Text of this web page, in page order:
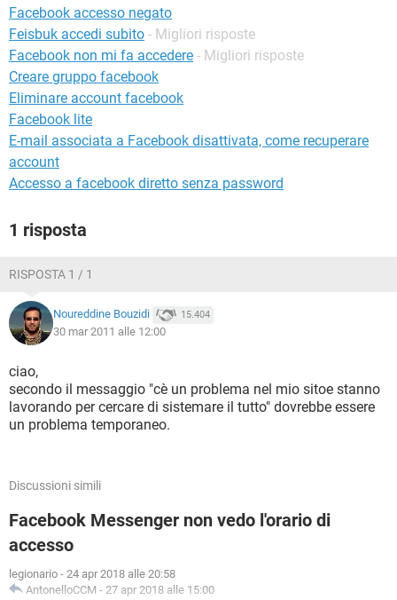
Facebook accesso negato
Feisbuk accedi subito - Migliori risposte
Facebook non mi fa accedere - Migliori risposte
Creare gruppo facebook
Eliminare account facebook
Facebook lite
E-mail associata a Facebook disattivata, come recuperare
account
Accesso a facebook diretto senza password
1 risposta
RISPOSTA 1 / 1
Noureddine Bouzidi 15.404
30 mar 2011 alle 12:00
ciao,
secondo il messaggio "cè un problema nel mio sitoe stanno
lavorando per cercare di sistemare il tutto" dovrebbe essere
un problema temporaneo.
Discussioni simili
Facebook Messenger non vedo l'orario di
accesso
legionario - 24 apr 2018 alle 20:58
AntonelloCCM - 27 apr 2018 alle 15:00